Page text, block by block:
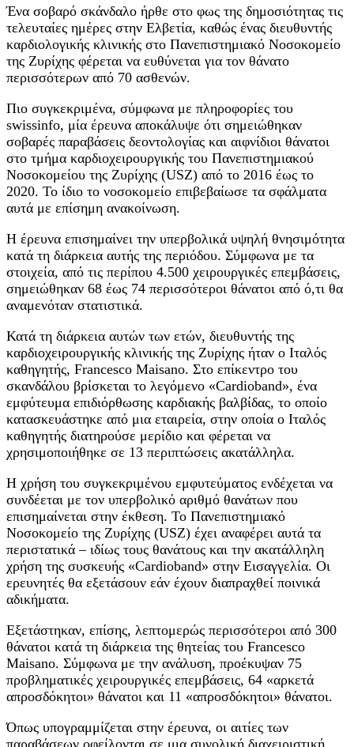
Ένα σοβαρό σκάνδαλο ήρθε στο φως της δημοσιότητας τις
τελευταίες ημέρες στην Ελβετία, καθώς ένας διευθυντής
καρδιολογικής κλινικής στο Πανεπιστημιακό Νοσοκομείο
της Ζυρίχης φέρεται να ευθύνεται για τον θάνατο
περισσότερων από 70 ασθενών.
Πιο συγκεκριμένα, σύμφωνα με πληροφορίες του
swissinfo, μία έρευνα αποκάλυψε ότι σημειώθηκαν
σοβαρές παραβάσεις δεοντολογίας και αιφνίδιοι θάνατοι
στο τμήμα καρδιοχειρουργικής του Πανεπιστημιακού
Νοσοκομείου της Ζυρίχης (USZ) από το 2016 έως το
2020. Το ίδιο το νοσοκομείο επιβεβαίωσε τα σφάλματα
αυτά με επίσημη ανακοίνωση.
Η έρευνα επισημαίνει την υπερβολικά υψηλή θνησιμότητα
κατά τη διάρκεια αυτής της περιόδου. Σύμφωνα με τα
στοιχεία, από τις περίπου 4.500 χειρουργικές επεμβάσεις,
σημειώθηκαν 68 έως 74 περισσότεροι θάνατοι από ό,τι θα
αναμενόταν στατιστικά.
Κατά τη διάρκεια αυτών των ετών, διευθυντής της
καρδιοχειρουργικής κλινικής της Ζυρίχης ήταν ο Ιταλός
καθηγητής, Francesco Maisano. Στο επίκεντρο του
σκανδάλου βρίσκεται το λεγόμενο «Cardioband», ένα
εμφύτευμα επιδιόρθωσης καρδιακής βαλβίδας, το οποίο
κατασκευάστηκε από μια εταιρεία, στην οποία ο Ιταλός
καθηγητής διατηρούσε μερίδιο και φέρεται να
χρησιμοποιήθηκε σε 13 περιπτώσεις ακατάλληλα.
Η χρήση του συγκεκριμένου εμφυτεύματος ενδέχεται να
συνδέεται με τον υπερβολικό αριθμό θανάτων που
επισημαίνεται στην έκθεση. Το Πανεπιστημιακό
Νοσοκομείο της Ζυρίχης (USZ) έχει αναφέρει αυτά τα
περιστατικά – ιδίως τους θανάτους και την ακατάλληλη
χρήση της συσκευής «Cardioband» στην Εισαγγελία. Οι
ερευνητές θα εξετάσουν εάν έχουν διαπραχθεί ποινικά
αδικήματα.
Εξετάστηκαν, επίσης, λεπτομερώς περισσότεροι από 300
θάνατοι κατά τη διάρκεια της θητείας του Francesco
Maisano. Σύμφωνα με την ανάλυση, προέκυψαν 75
προβληματικές χειρουργικές επεμβάσεις, 64 «αρκετά
απροσδόκητοι» θάνατοι και 11 «απροσδόκητοι» θάνατοι.
Όπως υπογραμμίζεται στην έρευνα, οι αιτίες των
παραβάσεων οφείλονται σε μια συνολική διαχειριστική